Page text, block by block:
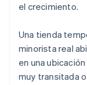
el crecimiento.
Una tienda
minorista real
en una
muy transitada